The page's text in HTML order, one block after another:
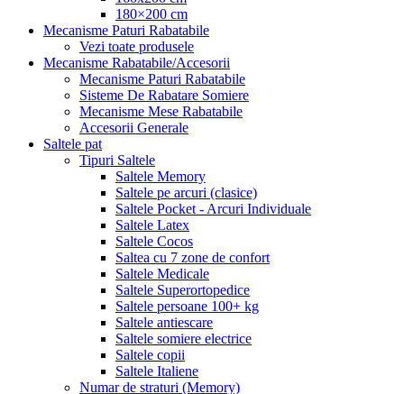
180×200 cm
Mecanisme Paturi Rabatabile
Vezi toate produsele
Mecanisme Rabatabile/Accesorii
Mecanisme Paturi Rabatabile
Sisteme De Rabatare Somiere
Mecanisme Mese Rabatabile
Accesorii Generale
Saltele pat
Tipuri Saltele
Saltele Memory
Saltele pe arcuri (clasice)
Saltele Pocket - Arcuri Individuale
Saltele Latex
Saltele Cocos
Saltea cu 7 zone de confort
Saltele Medicale
Saltele Superortopedice
Saltele persoane 100+ kg
Saltele antiescare
Saltele somiere electrice
Saltele copii
Saltele Italiene
Numar de straturi (Memory)